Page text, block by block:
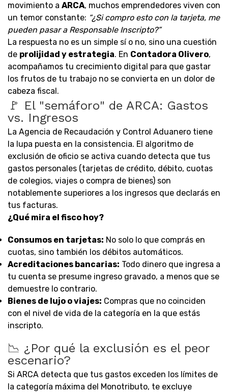
movimiento a ARCA, muchos emprendedores viven con
un temor constante: “¿Si compro esto con la tarjeta, me
pueden pasar a Responsable Inscripto?”
La respuesta no es un simple sí o no, sino una cuestión
de prolijidad y estrategia. En Contadora Olivero,
acompañamos tu crecimiento digital para que gastar
los frutos de tu trabajo no se convierta en un dolor de
cabeza fiscal.
🚩 El "semáforo" de ARCA: Gastos
vs. Ingresos
La Agencia de Recaudación y Control Aduanero tiene
la lupa puesta en la consistencia. El algoritmo de
exclusión de oficio se activa cuando detecta que tus
gastos personales (tarjetas de crédito, débito, cuotas
de colegios, viajes o compra de bienes) son
notablemente superiores a los ingresos que declarás en
tus facturas.
¿Qué mira el fisco hoy?
Consumos en tarjetas: No solo lo que comprás en
cuotas, sino también los débitos automáticos.
Acreditaciones bancarias: Todo dinero que ingresa a
tu cuenta se presume ingreso gravado, a menos que se
demuestre lo contrario.
Bienes de lujo o viajes: Compras que no coinciden
con el nivel de vida de la categoría en la que estás
inscripto.
📉 ¿Por qué la exclusión es el peor
escenario?
Si ARCA detecta que tus gastos exceden los límites de
la categoría máxima del Monotributo, te excluye